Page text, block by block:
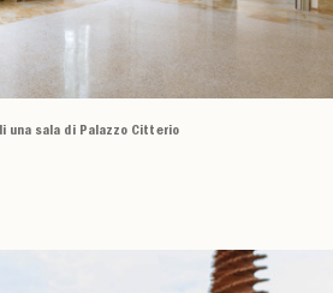
una sala di Palazzo Citterio